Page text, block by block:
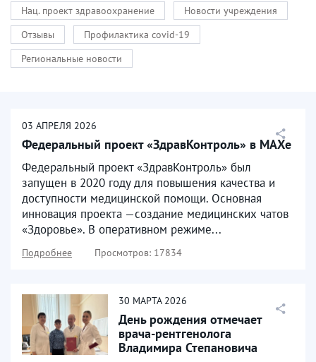
Нац. проект здравоохранение
Новости учреждения
Отзывы
Профилактика covid-19
Региональные новости
03 АПРЕЛЯ 2026
Федеральный проект «ЗдравКонтроль» в МАХе
Федеральный проект «ЗдравКонтроль» был
запущен в 2020 году для повышения качества и
доступности медицинской помощи. Основная
инновация проекта —создание медицинских чатов
«Здоровье». В оперативном режиме...
Подробнее Просмотров: 17834
30 МАРТА 2026
День рождения отмечает
врача-рентгенолога
Владимира Степановича